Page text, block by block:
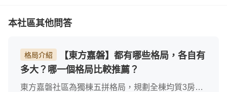
本社區其他問答
格局介紹
【東方嘉磐】都有哪些格局，各自有
多大？哪一個格局比較推薦？
東方嘉磐社區為獨棟五拼格局，規劃全棟均質3房。